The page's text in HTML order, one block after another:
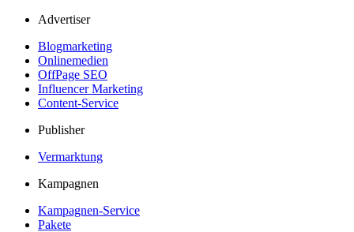
Advertiser
Blogmarketing
Onlinemedien
OffPage SEO
Influencer Marketing
Content-Service
Publisher
Vermarktung
Kampagnen
Kampagnen-Service
Pakete